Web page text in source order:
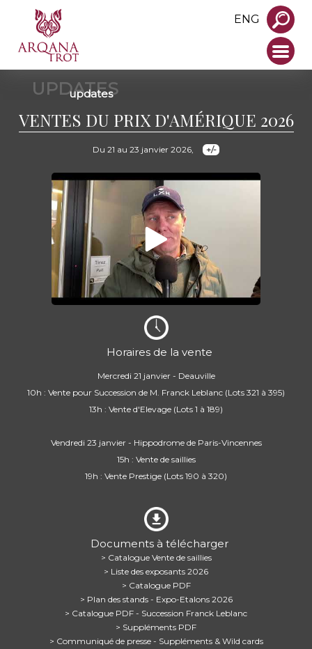
ENG
UPDATES
updates
VENTES DU PRIX D'AMÉRIQUE 2026
Du 21 au 23 janvier 2026,
Horaires de la vente
Mercredi 21 janvier - Deauville
10h : Vente pour Succession de M. Franck Leblanc (Lots 321 à 395)
13h : Vente d'Elevage (Lots 1 à 189)
Vendredi 23 janvier - Hippodrome de Paris-Vincennes
15h : Vente de saillies
19h : Vente Prestige (Lots 190 à 320)
Documents à télécharger
> Catalogue Vente de saillies
> Liste des exposants 2026
> Catalogue PDF
> Plan des stands - Expo-Etalons 2026
> Catalogue PDF - Succession Franck Leblanc
> Suppléments PDF
> Communiqué de presse - Suppléments & Wild cards